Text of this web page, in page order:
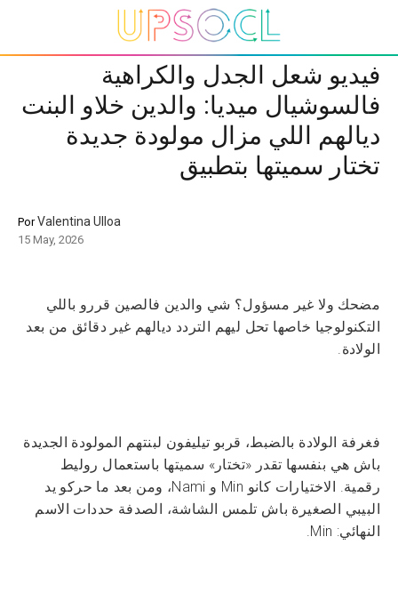
فيديو شعل الجدل والكراهية
فالسوشيال ميديا: والدين خلاو البنت
ديالهم اللي مزال مولودة جديدة
تختار سميتها بتطبيق
PorValentina Ulloa
15 May, 2026
مضحك ولا غير مسؤول؟ شي والدين فالصين قررو باللي
التكنولوجيا خاصها تحل ليهم التردد ديالهم غير دقائق من بعد
الولادة.
فغرفة الولادة بالضبط، قربو تيليفون لبنتهم المولودة الجديدة
باش هي بنفسها تقدر «تختار» سميتها باستعمال روليط
رقمية. الاختيارات كانو Min و Nami، ومن بعد ما حركو يد
البيبي الصغيرة باش تلمس الشاشة، الصدفة حددات الاسم
النهائي: Min.